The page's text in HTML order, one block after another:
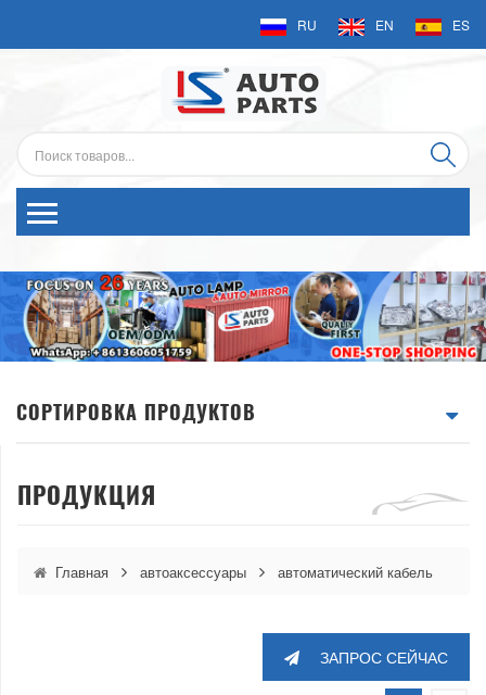
RU EN ES
СОРТИРОВКА ПРОДУКТОВ
ПРОДУКЦИЯ
Главная автоаксессуары автоматический кабель
ЗАПРОС СЕЙЧАС